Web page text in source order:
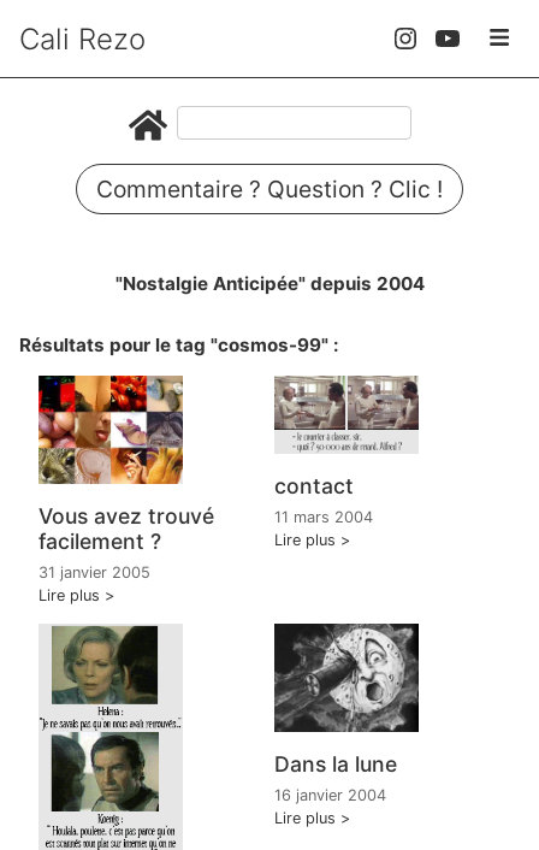
Cali Rezo
Commentaire ? Question ? Clic !
"Nostalgie Anticipée" depuis 2004
Résultats pour le tag "cosmos-99" :
Vous avez trouvé
facilement ?
31 janvier 2005
Lire plus
contact
11 mars 2004
Lire plus
Dans la lune
16 janvier 2004
Lire plus